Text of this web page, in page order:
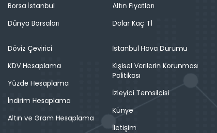
Borsa İstanbul
Dünya Borsaları
Altın Fiyatları
Dolar Kaç Tl
Döviz Çevirici
KDV Hesaplama
Yüzde Hesaplama
İndirim Hesaplama
Altın ve Gram Hesaplama
İstanbul Hava Durumu
Kişisel Verilerin Korunması
Politikası
İzleyici Temsilcisi
Künye
İletişim